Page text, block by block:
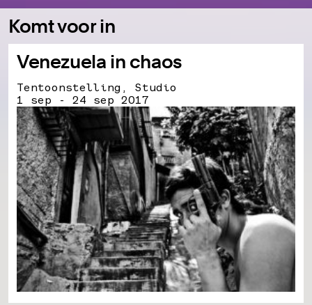
Komt voor in
Venezuela in chaos
Tentoonstelling, Studio
1 sep - 24 sep 2017